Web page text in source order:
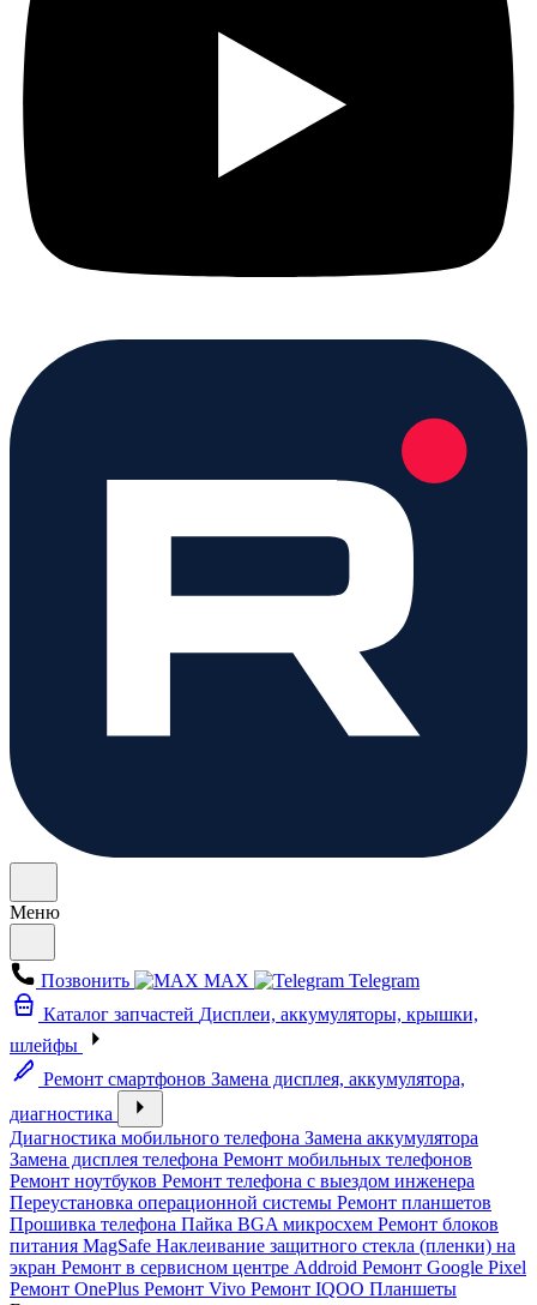
Меню
Позвонить MAX
Telegram
Каталог запчастей Дисплеи, аккумуляторы, крышки,
шлейфы
Ремонт смартфонов Замена дисплея, аккумулятора,
диагностика
Диагностика мобильного телефона Замена аккумулятора
Замена дисплея телефона Ремонт мобильных телефонов
Ремонт ноутбуков Ремонт телефона с выездом инженера
Переустановка операционной системы Ремонт планшетов
Прошивка телефона Пайка BGA микросхем Ремонт блоков
питания MagSafe Наклеивание защитного стекла (пленки) на
экран Ремонт в сервисном центре Addroid Ремонт Google Pixel
Ремонт OnePlus Ремонт Vivo Ремонт IQOO Планшеты